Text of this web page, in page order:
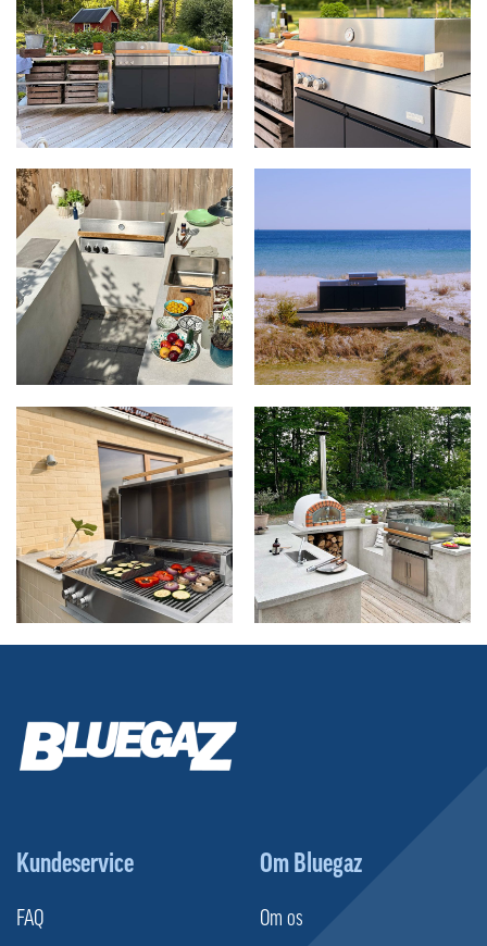
Kundeservice
FAQ
Om Bluegaz
Om os